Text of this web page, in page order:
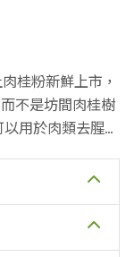
桂粉新鮮上市，
不是坊間肉桂樹
用於肉類去腥，
味香料，增添風
低很多，且食用